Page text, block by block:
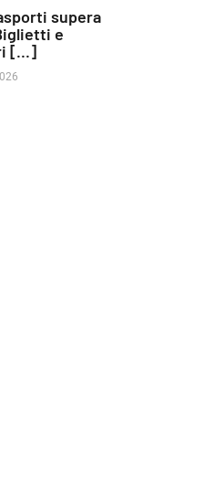
supera
e
[...]